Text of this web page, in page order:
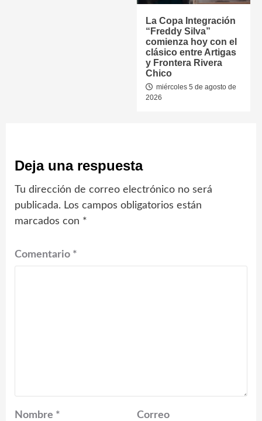
La Copa Integración
“Freddy Silva”
comienza hoy con el
clásico entre Artigas
y Frontera Rivera
Chico
miércoles 5 de agosto de
2026
Deja una respuesta
Tu dirección de correo electrónico no será
publicada. Los campos obligatorios están
marcados con *
Comentario *
Nombre *
Correo